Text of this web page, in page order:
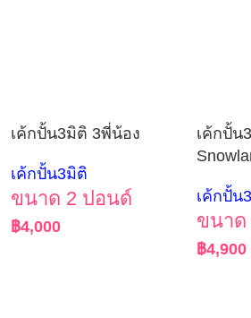
เค้กปั้น3มิติ 3พี่น้อง
เค้กปั้น3มิติ
ขนาด 2 ปอนด์
฿4,000
เค้กปั้น
เค้กปั้น
ขนาด
฿4,900